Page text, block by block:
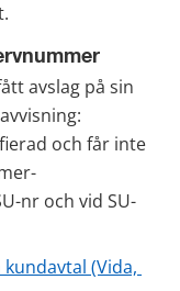
avslag på sin
och får inte
nr och vid SU-
kundavtal (Vida,